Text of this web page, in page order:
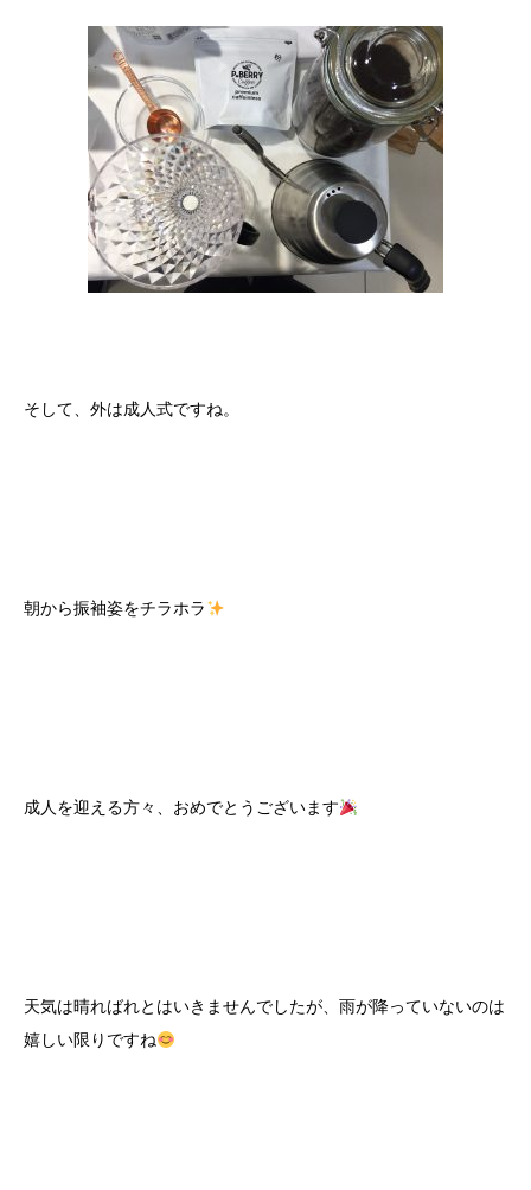
そして、外は成人式ですね。
朝から振袖姿をチラホラ
成人を迎える方々、おめでとうございます
天気は晴ればれとはいきませんでしたが、雨が降っていないのは
嬉しい限りですね